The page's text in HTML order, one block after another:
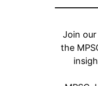
Join
the